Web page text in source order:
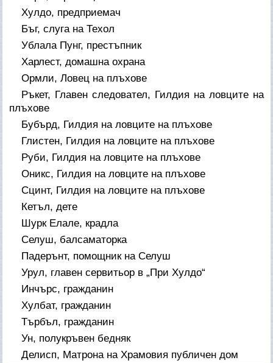
Хулдо, предприемач
Бъг, слуга на Техол
Ублала Пунг, престъпник
Харлест, домашна охрана
Ормли, Ловец на плъхове
Ръкет, Главен следовател, Гилдия на ловците на
плъхове
Бубърд, Гилдия на ловците на плъхове
Глистен, Гилдия на ловците на плъхове
Руби, Гилдия на ловците на плъхове
Оникс, Гилдия на ловците на плъхове
Сцинт, Гилдия на ловците на плъхове
Кетъл, дете
Шурк Елале, крадла
Селуш, балсаматорка
Падерънт, помощник на Селуш
Урул, главен сервитьор в „При Хулдо“
Инчърс, гражданин
Хулбат, гражданин
Търбъл, гражданин
Ун, полукръвен бедняк
Делисп, Матрона на Храмовия публичен дом